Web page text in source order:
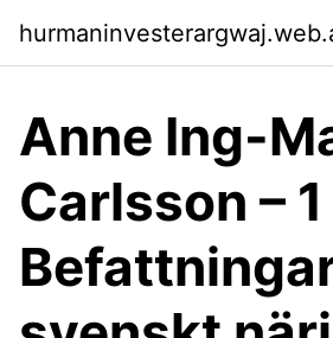
Anne Ing-
Carlsson – 1